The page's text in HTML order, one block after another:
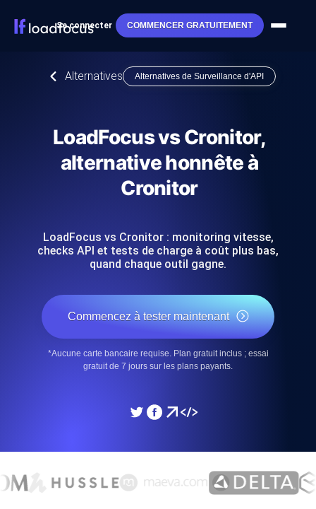
Se connecter COMMENCER GRATUITEMENT
Alternatives Alternatives de Surveillance d'API
LoadFocus vs Cronitor,
alternative honnête à
Cronitor
LoadFocus vs Cronitor : monitoring vitesse,
checks API et tests de charge à coût plus bas,
quand chaque outil gagne.
Commencez à tester maintenant
*Aucune carte bancaire requise. Plan gratuit inclus ; essai
gratuit de 7 jours sur les plans payants.